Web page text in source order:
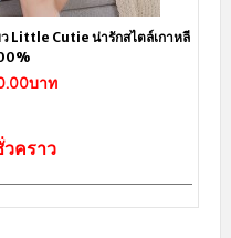
ว Little Cutie น่ารักสไตล์เกาหลี
บาท
คราว